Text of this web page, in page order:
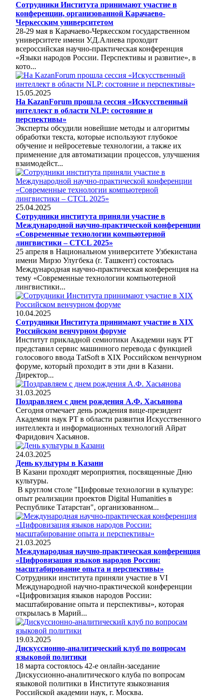
Сотрудники Института принимают участие в
конференции, организованной Карачаево-
Черкесским университетом
28-29 мая в Карачаево-Черкесском государственном
университете имени У.Д.Алиева проходит
всероссийская научно-практическая конференция
«Языки народов России. Перспективы и развитие», в
кото...
15.05.2025
На KazanForum прошла сессия «Искусственный
интеллект в области NLP: состояние и
перспективы»
Эксперты обсудили новейшие методы и алгоритмы
обработки текста, которые используют глубокое
обучение и нейросетевые технологии, а также их
применение для автоматизации процессов, улучшения
взаимодейст...
25.04.2025
Сотрудники института приняли участие в
Международной научно-практической конференции
«Современные технологии компьютерной
лингвистики – CTCL 2025»
25 апреля в Национальном университете Узбекистана
имени Мирзо Улугбека (г. Ташкент) состоялась
Международная научно-практическая конференция на
тему «Современные технологии компьютерной
лингвистики...
10.04.2025
Сотрудники Института принимают участие в XIX
Российском венчурном форуме
Институт прикладной семиотики Академии наук РТ
представил сервис машинного перевода с функцией
голосового ввода ТatSoft в XIX Российском венчурном
форуме, который проходит в эти дни в Казани.
Директор...
31.03.2025
Поздравляем с днем рождения А.Ф. Хасьянова
Сегодня отмечает день рождения вице-президент
Академии наук РТ в области развития Искусственного
интеллекта и информационных технологий Айрат
Фаридович Хасьянов.
24.03.2025
День культуры в Казани
В Казани проходят мероприятия, посвященные Дню
культуры.
В круглом столе "Цифровые технологии в культуре:
опыт реализации проектов Digital Humanities в
Республике Татарстан", организованном...
21.03.2025
Международная научно-практическая конференция
«Цифровизация языков народов России:
масштабирование опыта и перспективы»
Сотрудники института приняли участие в VI
Международной научно-практической конференции
«Цифровизация языков народов России:
масштабирование опыта и перспективы», которая
открылась в Марий...
19.03.2025
Дискуссионно-аналитический клуб по вопросам
языковой политики
18 марта состоялось 42-е онлайн-заседание
Дискуссионно-аналитического клуба по вопросам
языковой политики в Институте языкознания
Российской академии наук, г. Москва.